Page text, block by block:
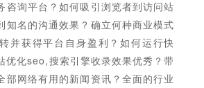
咨询平台？如何吸引浏览者到访问站
知名的沟通效果？确立何种商业模式
并获得平台自身盈利？如何运行快
优化seo,搜索引擎收录效果优秀？带
部网络有用的新闻资讯？全面的行业